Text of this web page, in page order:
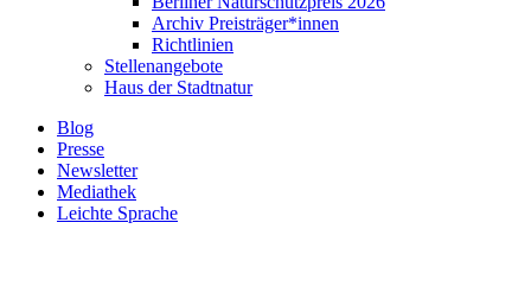
Archiv Preisträger*innen
Richtlinien
Stellenangebote
Haus der Stadtnatur
Blog
Presse
Newsletter
Mediathek
Leichte Sprache